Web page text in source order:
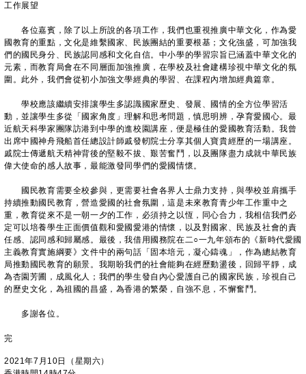
工作展望
各位嘉賓，除了以上所說的各項工作，我們也重視推廣中華文化，作為愛
國教育的重點，文化是維繫國家、民族團結的重要根基；文化強盛，可加強我
們的國民身分、民族認同感和文化自信。中小學的學習宗旨已涵蓋中華文化的
元素，而教育局會在不同層面加強推廣，在學校及社會建構珍視中華文化的氛
圍。此外，我們會從初小加強文學經典的學習、在課程內增加經典篇章。
學校應該繼續安排讓學生多認識國家歷史、發展、國情的全方位學習活
動，並讓學生多從「國家角度」理解和思考問題，慎思明辨，孕育愛國心。最
近航天科學家團隊訪港到中學的進校園講座，便是極佳的愛國教育活動。我曾
出席中國神舟飛船首任總設計師戚發軔院士分享其個人寶貴經歷的一場講座。
戚院士傳遞航天精神背後的堅毅不拔、艱苦奮鬥，以及團隊盡力成就中華民族
偉大使命的感人故事，最能激發同學們的愛國情懷。
國民教育需要全校參與，更需要社會各界人士鼎力支持，與學校並肩攜手
持續推動國民教育，營造愛國的社會氛圍，這是未來教育青少年工作重中之
重，教育從來不是一朝一夕的工作，必須持之以恆，同心合力，我相信我們必
定可以培養學生正面價值觀和愛國愛港的情懷，以及對國家、民族及社會的責
任感、認同感和歸屬感。最後，我借用國務院在二○一九年頒布的《新時代愛國
主義教育實施綱要》文件中的兩句話「固本培元，凝心鑄魂」，作為總結教育
局推動國民教育的願景。我期盼我們的社會能夠在經歷動盪後，回歸平靜，成
為杏園芳圃，成風化人；我們的學生發自內心愛護自己的國家民族，珍視自己
的歷史文化，為祖國的昌盛，為香港的繁榮，自強不息，不懈奮鬥。
多謝各位。
完
2021年7月10日（星期六）